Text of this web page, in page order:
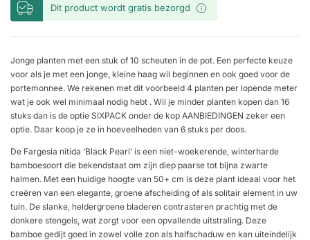
Dit product wordt gratis bezorgd
Jonge planten met een stuk of 10 scheuten in de pot. Een perfecte keuze
voor als je met een jonge, kleine haag wil beginnen en ook goed voor de
portemonnee. We rekenen met dit voorbeeld 4 planten per lopende meter
wat je ook wel minimaal nodig hebt . Wil je minder planten kopen dan 16
stuks dan is de optie SIXPACK onder de kop AANBIEDINGEN zeker een
optie. Daar koop je ze in hoeveelheden van 6 stuks per doos.
De Fargesia nitida ‘Black Pearl’ is een niet-woekerende, winterharde
bamboesoort die bekendstaat om zijn diep paarse tot bijna zwarte
halmen. Met een huidige hoogte van 50+ cm is deze plant ideaal voor het
creëren van een elegante, groene afscheiding of als solitair element in uw
tuin. De slanke, heldergroene bladeren contrasteren prachtig met de
donkere stengels, wat zorgt voor een opvallende uitstraling. Deze
bamboe gedijt goed in zowel volle zon als halfschaduw en kan uiteindelijk